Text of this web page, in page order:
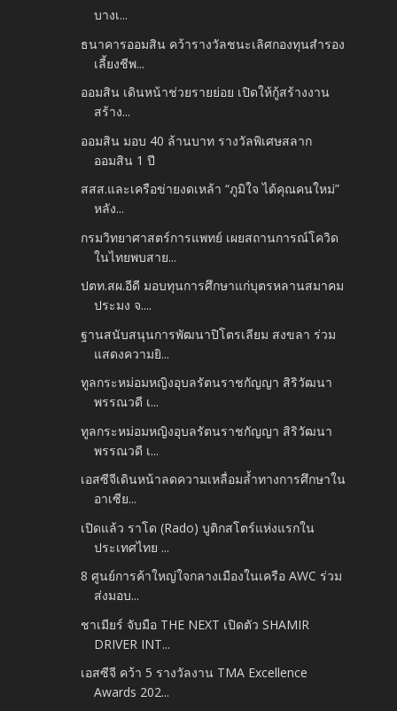
บางเ...
ธนาคารออมสิน คว้ารางวัลชนะเลิศกองทุนสำรอง
เลี้ยงชีพ...
ออมสิน เดินหน้าช่วยรายย่อย เปิดให้กู้สร้างงาน
สร้าง...
ออมสิน มอบ 40 ล้านบาท รางวัลพิเศษสลาก
ออมสิน 1 ปี
สสส.และเครือข่ายงดเหล้า “ภูมิใจ ได้คุณคนใหม่”
หลัง...
กรมวิทยาศาสตร์การแพทย์ เผยสถานการณ์โควิด
ในไทยพบสาย...
ปตท.สผ.อีดี มอบทุนการศึกษาแก่บุตรหลานสมาคม
ประมง จ....
ฐานสนับสนุนการพัฒนาปิโตรเลียม สงขลา ร่วม
แสดงความยิ...
ทูลกระหม่อมหญิงอุบลรัตนราชกัญญา สิริวัฒนา
พรรณวดี เ...
ทูลกระหม่อมหญิงอุบลรัตนราชกัญญา สิริวัฒนา
พรรณวดี เ...
เอสซีจีเดินหน้าลดความเหลื่อมล้ำทางการศึกษาใน
อาเซีย...
เปิดแล้ว ราโด (Rado) บูติกสโตร์แห่งแรกใน
ประเทศไทย ...
8 ศูนย์การค้าใหญ่ใจกลางเมืองในเครือ AWC ร่วม
ส่งมอบ...
ชาเมียร์ จับมือ THE NEXT เปิดตัว SHAMIR
DRIVER INT...
เอสซีจี คว้า 5 รางวัลงาน TMA Excellence
Awards 202...